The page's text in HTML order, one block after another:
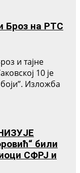
Броз на РТС
и тајне
10 је
Изложба
били
СФРЈ и